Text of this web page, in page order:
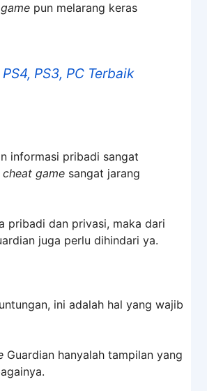
game pun melarang keras
PS3, PC Terbaik
informasi pribadi sangat
cheat game sangat jarang
pribadi dan privasi, maka dari
juga perlu dihindari ya.
ini adalah hal yang wajib
Guardian hanyalah tampilan yang